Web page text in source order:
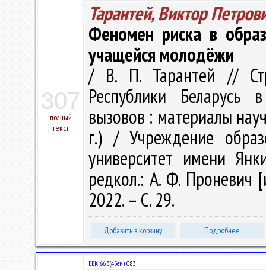
307
полный
текст
Тарантей, Виктор
Феномен риска в
учащейся молодёжи
/ В. П. Тарантей //
Республики Беларусь
вызовов : материалы
г.) / Учреждение
университет имени
редкол.: А. Ф. Проневич
2022. – С. 29.
Добавить в корзину Подробнее
ББК 66.3(4Беи) С83